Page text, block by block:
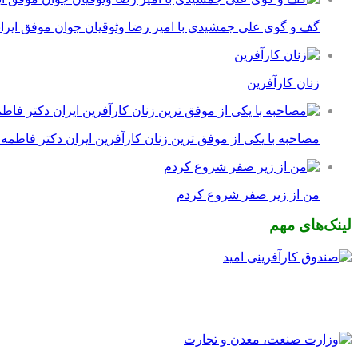
گف و گوی علی جمشیدی با امیر رضا وثوقیان جوان موفق
زنان کارآفرین
مصاحبه با یکی از موفق ترین زنان کارآفرین ایران دکتر
من از زیر صفر شروع کردم
لینک‌های مهم